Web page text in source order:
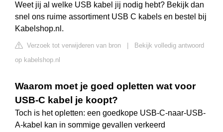
Weet jij al welke USB kabel jij nodig hebt? Bekijk dan
snel ons ruime assortiment USB C kabels en bestel bij
Kabelshop.nl.
Verzoek tot verwijderen van bron
Bekijk volledig antwoord
op kabelshop.nl
Waarom moet je goed opletten wat voor
USB-C kabel je koopt?
Toch is het opletten: een goedkope USB-C-naar-USB-
A-kabel kan in sommige gevallen verkeerd